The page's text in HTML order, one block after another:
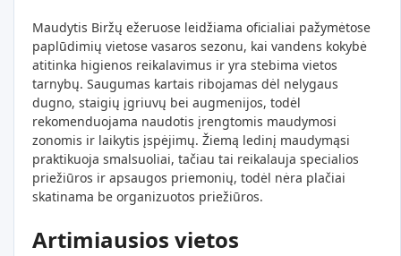
Maudytis Biržų ežeruose leidžiama oficialiai pažymėtose
paplūdimių vietose vasaros sezonu, kai vandens kokybė
atitinka higienos reikalavimus ir yra stebima vietos
tarnybų. Saugumas kartais ribojamas dėl nelygaus
dugno, staigių įgriuvų bei augmenijos, todėl
rekomenduojama naudotis įrengtomis maudymosi
zonomis ir laikytis įspėjimų. Žiemą ledinį maudymąsi
praktikuoja smalsuoliai, tačiau tai reikalauja specialios
priežiūros ir apsaugos priemonių, todėl nėra plačiai
skatinama be organizuotos priežiūros.
Artimiausios vietos